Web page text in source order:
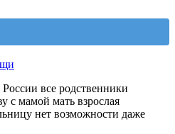
все родственники
с мамой мать взрослая
нет возможности даже